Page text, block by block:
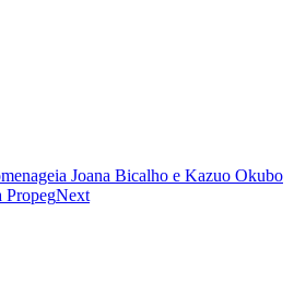
Joana Bicalho e Kazuo Okubo
PropegNext